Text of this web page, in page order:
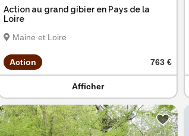
Action au grand gibier en Pays de la
Loire
Maine et Loire
Action 763 €
Afficher